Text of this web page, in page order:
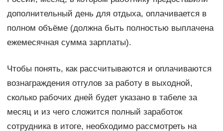
дополнительный день для отдыха, оплачивается в
полном объёме (должна быть полностью выплачена
ежемесячная сумма зарплаты).
Чтобы понять, как рассчитываются и оплачиваются
вознаграждения отгулов за работу в выходной,
сколько рабочих дней будет указано в табеле за
месяц и из чего сложится полный заработок
сотрудника в итоге, необходимо рассмотреть на